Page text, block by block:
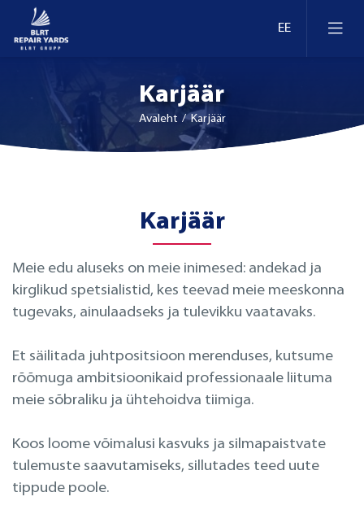
Ümberseadmestamine ja moderniseerimine
Projekteerimine
Dokid ja kaid Eestis
Dokid ja kaid Leedus
Dokid ja kaid Soomes
Karjäär
Avaleht/ Karjäär
Karjäär
Meie edu aluseks on meie inimesed: andekad ja
kirglikud spetsialistid, kes teevad meie meeskonna
tugevaks, ainulaadseks ja tulevikku vaatavaks.
Et säilitada juhtpositsioon merenduses, kutsume
rõõmuga ambitsioonikaid professionaale liituma
meie sõbraliku ja ühtehoidva tiimiga.
Koos loome võimalusi kasvuks ja silmapaistvate
tulemuste saavutamiseks, sillutades teed uute
tippude poole.